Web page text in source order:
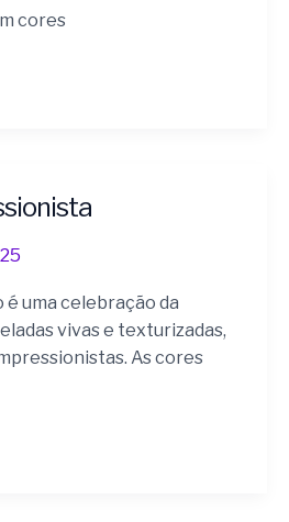
cores
é uma celebração da
vivas e texturizadas,
As cores